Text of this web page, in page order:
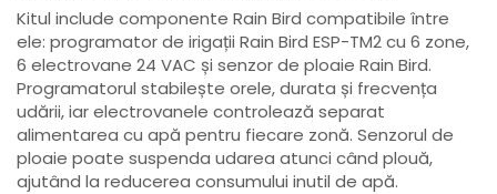
Kitul include componente Rain Bird compatibile între
ele: programator de irigații Rain Bird ESP-TM2 cu 6 zone,
6 electrovane 24 VAC și senzor de ploaie Rain Bird.
Programatorul stabilește orele, durata și frecvența
udării, iar electrovanele controlează separat
alimentarea cu apă pentru fiecare zonă. Senzorul de
ploaie poate suspenda udarea atunci când plouă,
ajutând la reducerea consumului inutil de apă.